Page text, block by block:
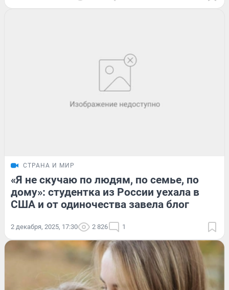
СТРАНА И МИР
«Я не скучаю по людям, по семье, по
дому»: студентка из России уехала в
США и от одиночества завела блог
2 декабря, 2025, 17:30 2 826 1